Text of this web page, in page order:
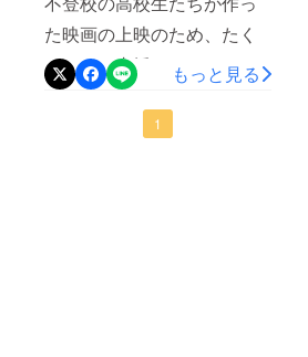
た映画の上映のため、たく
さんのご支援をいただきあ
りがとうございました。も
ともと、赤字になっても実
もっと見る
1